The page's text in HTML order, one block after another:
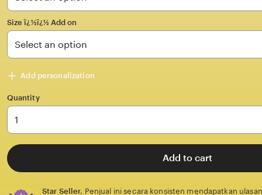
Size ï¿½ï¿½ Add on
Add personalization
Quantity
Add to cart
Star Seller. Penjual ini secara konsisten mendapatkan